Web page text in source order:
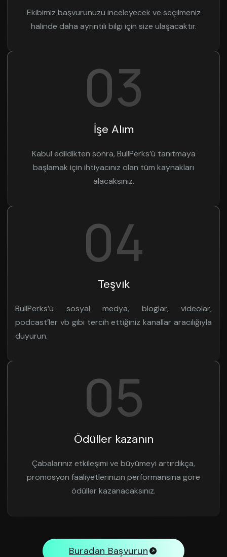
Ekibimiz başvurunuzu inceleyecek ve seçilmeniz
halinde daha ayrıntılı bilgi için size ulaşacaktır.
03
İşe Alım
Kabul edildikten sonra, BullPerks’ü tanıtmaya
başlamak için ihtiyacınız olan tüm kaynakları
alacaksınız.
04
Teşvik
BullPerks’ü sosyal medya, bloglar, videolar,
podcast’ler vb gibi tercih ettiğiniz kanallar aracılığıyla
duyurun.
05
Ödüller kazanın
Çabalarınız etkileşimi ve büyümeyi artırdıkça,
promosyon faaliyetlerinizin performansına göre
ödüller kazanacaksınız.
Buradan Başvurun